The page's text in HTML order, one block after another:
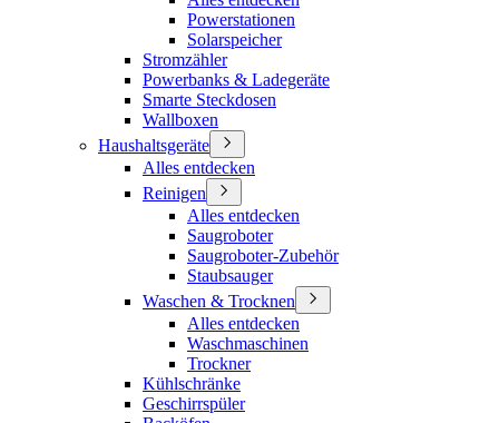
Powerstationen
Solarspeicher
Stromzähler
Powerbanks & Ladegeräte
Smarte Steckdosen
Wallboxen
Haushaltsgeräte
Alles entdecken
Reinigen
Alles entdecken
Saugroboter
Saugroboter-Zubehör
Staubsauger
Waschen & Trocknen
Alles entdecken
Waschmaschinen
Trockner
Kühlschränke
Geschirrspüler